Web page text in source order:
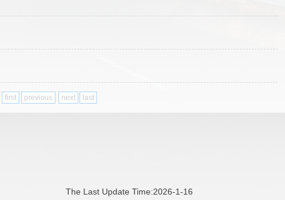
first previous next last
The Last Update Time:2026-1-16